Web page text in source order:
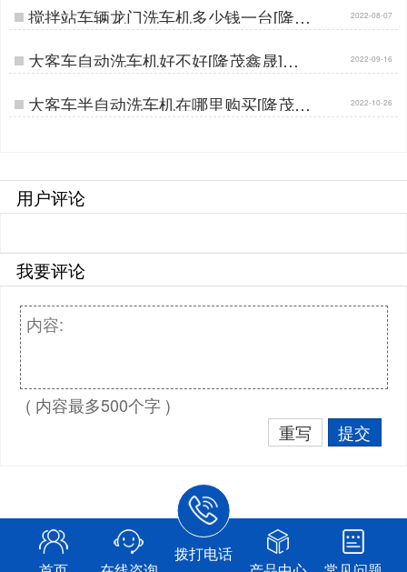
搅拌站车辆龙门洗车机多少钱一台[隆茂
鑫晟]…
2022-08-07
大客车自动洗车机好不好[隆茂鑫晟]… 2022-09-16
大客车半自动洗车机在哪里购买[隆茂鑫
晟]…
2022-10-26
用户评论
我要评论
( 内容最多500个字 )
重写
提交
拨打电话